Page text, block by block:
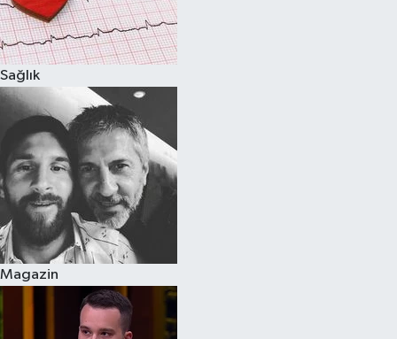
Sağlık
Magazin
Spor
Çocuk
Eğitim
Hava Durumu
Kadın
Kim kimdir?